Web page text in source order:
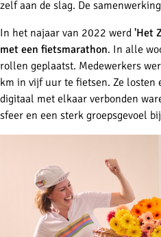
zelf aan de slag. De
In het najaar van 2022 werd 'Het
met een fietsmarathon. In alle
rollen geplaatst. Medewerkers
km in vijf uur te fietsen. Ze losten
digitaal met elkaar verbonden
sfeer en een sterk groepsgevoel